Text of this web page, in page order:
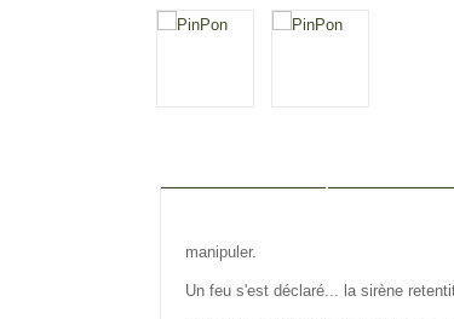
manipuler.
Un feu s'est déclaré... la sirène